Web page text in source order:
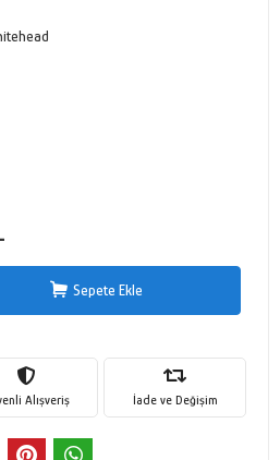
Sepete Ekle
Alışveriş İade ve Değişim